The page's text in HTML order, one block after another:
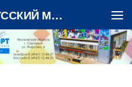
Спортивная школа «РУССКИЙ МЕДВЕДЬ»